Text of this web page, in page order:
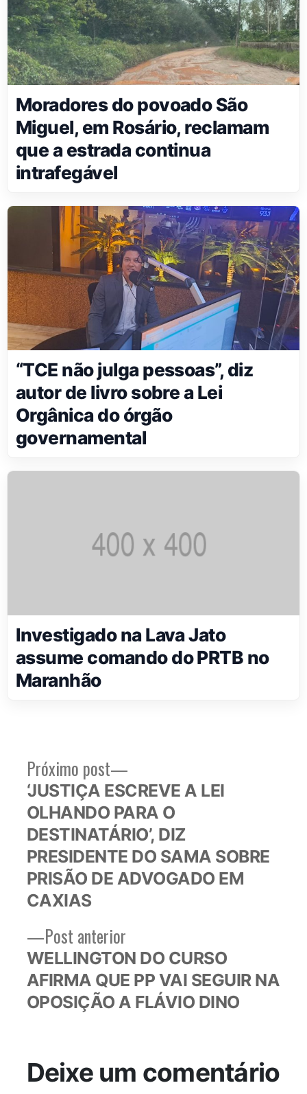
Moradores do povoado São
Miguel, em Rosário, reclamam
que a estrada continua
intrafegável
“TCE não julga pessoas”, diz
autor de livro sobre a Lei
Orgânica do órgão
governamental
Investigado na Lava Jato
assume comando do PRTB no
Maranhão
Navegação
de
Post
Post anteriorPost
anterior:
WELLINGTON DO CURSO
AFIRMA QUE PP VAI SEGUIR NA
OPOSIÇÃO A FLÁVIO DINO
Próximo post
Próximo
post:
‘JUSTIÇA ESCREVE A LEI
OLHANDO PARA O
DESTINATÁRIO’, DIZ
PRESIDENTE DO SAMA SOBRE
PRISÃO DE ADVOGADO EM
CAXIAS
Deixe um comentário